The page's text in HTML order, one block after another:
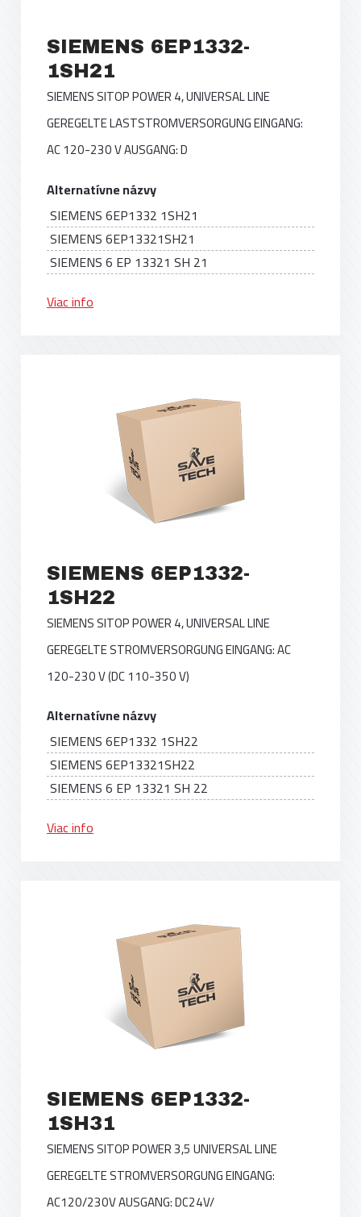
SIEMENS 6EP1332-
1SH21
SIEMENS SITOP POWER 4, UNIVERSAL LINE
GEREGELTE LASTSTROMVERSORGUNG EINGANG:
AC 120-230 V AUSGANG: D
Alternatívne názvy
SIEMENS 6EP1332 1SH21
SIEMENS 6EP13321SH21
SIEMENS 6 EP 13321 SH 21
Viac info
SIEMENS 6EP1332-
1SH22
SIEMENS SITOP POWER 4, UNIVERSAL LINE
GEREGELTE STROMVERSORGUNG EINGANG: AC
120-230 V (DC 110-350 V)
Alternatívne názvy
SIEMENS 6EP1332 1SH22
SIEMENS 6EP13321SH22
SIEMENS 6 EP 13321 SH 22
Viac info
SIEMENS 6EP1332-
1SH31
SIEMENS SITOP POWER 3,5 UNIVERSAL LINE
GEREGELTE STROMVERSORGUNG EINGANG:
AC120/230V AUSGANG: DC24V/